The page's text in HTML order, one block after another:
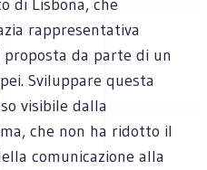
di Lisbona, che
rappresentativa
da parte di un
Sviluppare questa
visibile dalla
che non ha ridotto il
comunicazione alla